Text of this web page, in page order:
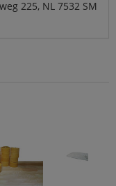
225, NL 7532 SM